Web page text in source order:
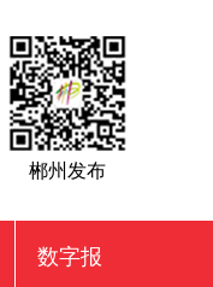
郴州发布
数字报